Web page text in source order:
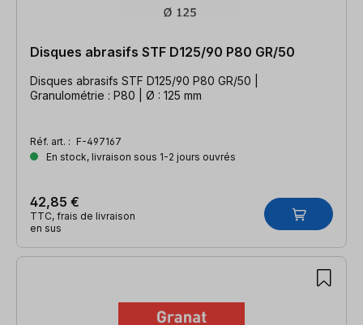
Disques abrasifs STF D125/90 P80 GR/50
Disques abrasifs STF D125/90 P80 GR/50 |
Granulométrie : P80 | Ø : 125 mm
Réf. art. : F-497167
En stock, livraison sous 1-2 jours ouvrés
42,85 €
TTC, frais de livraison
en sus